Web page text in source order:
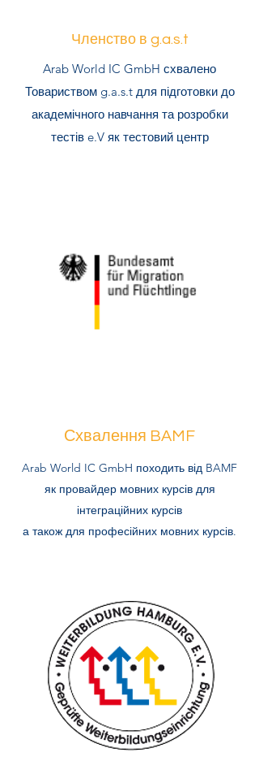
Членство в g.a.s.t
Arab World IC GmbH схвалено
Товариством g.a.s.t для підготовки до
академічного навчання та розробки
тестів e.V як тестовий центр
Схвалення BAMF
Arab World IC GmbH походить від BAMF
як провайдер мовних курсів для
інтеграційних курсів
а також для професійних мовних курсів.